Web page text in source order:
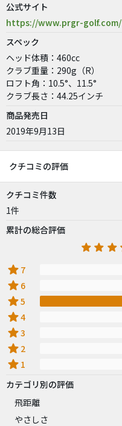
公式サイト
https://www.prgr-golf.com/
スペック
ヘッド体積：460cc
クラブ重量：290g（R）
ロフト角：10.5°、11.5°
クラブ長さ：44.25インチ
商品発売日
2019年9月13日
クチコミの評価
クチコミ件数
1件
累計の総合評価
star 7
star 6
star5
star4
star3
star 2
star 1
カテゴリ別の評価
飛距離
やさしさ